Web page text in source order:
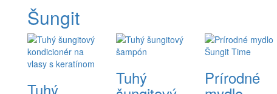
Šungit
Tuhý
Tuhý Prírodné